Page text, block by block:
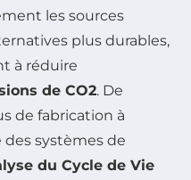
les sources
plus durables,
à réduire
de CO2. De
de fabrication à
des systèmes de
du Cycle de Vie